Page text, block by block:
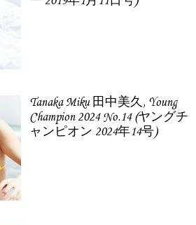
Tanaka Miku 田中美久, Young
Champion 2024 No.14 (ヤングチ
ャンピオン 2024年14号)